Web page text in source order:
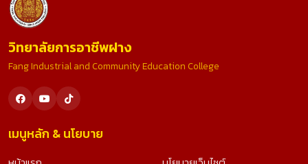
วิทยาลัยการอาชีพฝาง
Fang Industrial and Community Education College
เมนูหลัก & นโยบาย